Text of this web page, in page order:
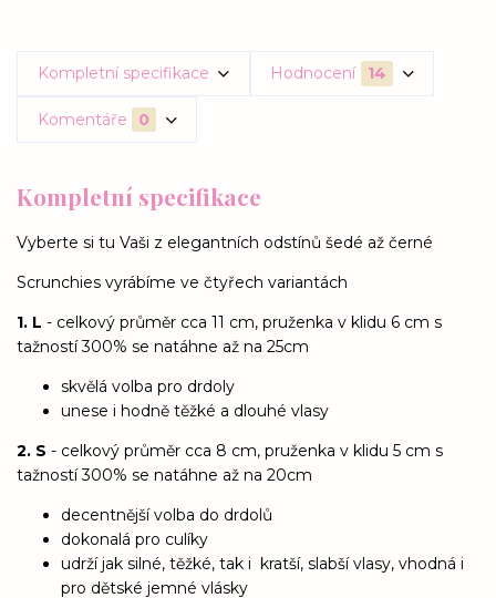
Kompletní specifikace Hodnocení 14
Komentáře 0
Kompletní specifikace
Vyberte si tu Vaši z elegantních odstínů šedé až černé
Scrunchies vyrábíme ve čtyřech variantách
1. L - celkový průměr cca 11 cm, pruženka v klidu 6 cm s
tažností 300% se natáhne až na 25cm
skvělá volba pro drdoly
unese i hodně těžké a dlouhé vlasy
2. S - celkový průměr cca 8 cm, pruženka v klidu 5 cm s
tažností 300% se natáhne až na 20cm
decentnější volba do drdolů
dokonalá pro culíky
udrží jak silné, těžké, tak i kratší, slabší vlasy, vhodná i
pro dětské jemné vlásky